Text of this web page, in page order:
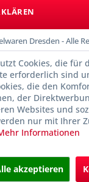
Dresden - Alle
Cookies, die für
erforderlich sind
die den
der
Websites und
nur mit Ihrer
Informationen
akzeptieren